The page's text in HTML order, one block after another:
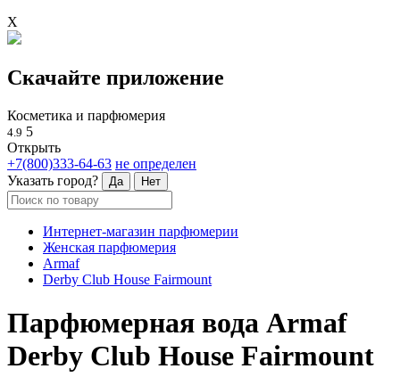
X
Скачайте приложение
Косметика и парфюмерия
4.9 5
Открыть
+7(800)333-64-63 не определен
Указать город?
Да Нет
Интернет-магазин парфюмерии
Женская парфюмерия
Armaf
Derby Club House Fairmount
Парфюмерная вода Armaf
Derby Club House Fairmount